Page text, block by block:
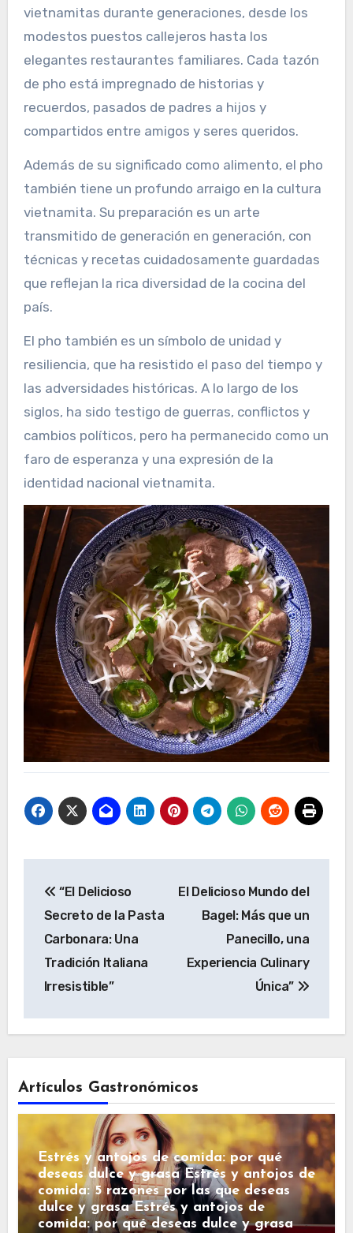
vietnamitas durante generaciones, desde los
modestos puestos callejeros hasta los
elegantes restaurantes familiares. Cada tazón
de pho está impregnado de historias y
recuerdos, pasados de padres a hijos y
compartidos entre amigos y seres queridos.
Además de su significado como alimento, el pho
también tiene un profundo arraigo en la cultura
vietnamita. Su preparación es un arte
transmitido de generación en generación, con
técnicas y recetas cuidadosamente guardadas
que reflejan la rica diversidad de la cocina del
país.
El pho también es un símbolo de unidad y
resiliencia, que ha resistido el paso del tiempo y
las adversidades históricas. A lo largo de los
siglos, ha sido testigo de guerras, conflictos y
cambios políticos, pero ha permanecido como un
faro de esperanza y una expresión de la
identidad nacional vietnamita.
de
entradas
“El Delicioso
Secreto de la Pasta
Carbonara: Una
Tradición Italiana
Irresistible”
El Delicioso Mundo del
Bagel: Más que un
Panecillo, una
Experiencia Culinary
Única”
Artículos Gastronómicos
Estrés y antojos de comida: por qué
deseas dulce y grasa Estrés y antojos de
comida: 5 razones por las que deseas
dulce y grasa Estrés y antojos de
comida: por qué deseas dulce y grasa